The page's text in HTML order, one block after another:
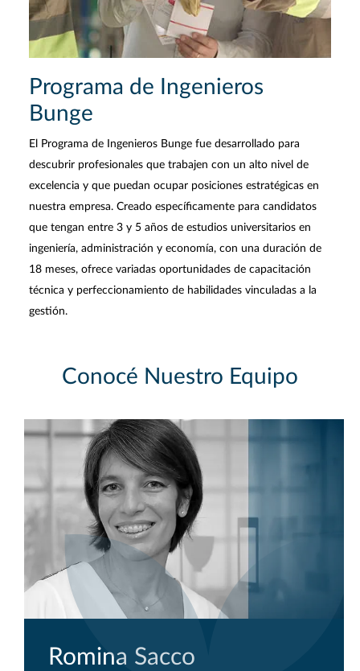
Programa de Ingenieros
Bunge
El Programa de Ingenieros Bunge fue desarrollado para
descubrir profesionales que trabajen con un alto nivel de
excelencia y que puedan ocupar posiciones estratégicas en
nuestra empresa. Creado específicamente para candidatos
que tengan entre 3 y 5 años de estudios universitarios en
ingeniería, administración y economía, con una duración de
18 meses, ofrece variadas oportunidades de capacitación
técnica y perfeccionamiento de habilidades vinculadas a la
gestión.
Conocé Nuestro Equipo
Romina Sacco